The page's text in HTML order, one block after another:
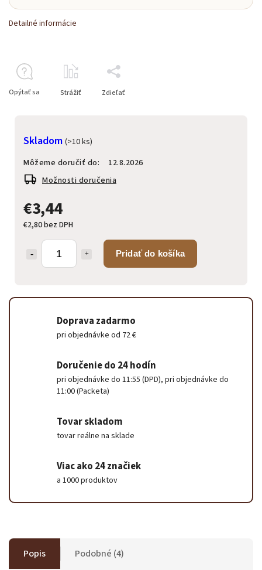
€3,44
€2,80 bez DPH
Pridať do košíka
Skladom (>10 ks)
Môžeme doručiť do:
12.8.2026
Možnosti doručenia
Detailné informácie
Opýtať sa Strážiť Zdieľať
Doprava zadarmo
pri objednávke od 72 €
Doručenie do 24 hodín
pri objednávke do 11:55 (DPD), pri objednávke do
11:00 (Packeta)
Tovar skladom
tovar reálne na sklade
Viac ako 24 značiek
a 1000 produktov
Popis Podobné (4)